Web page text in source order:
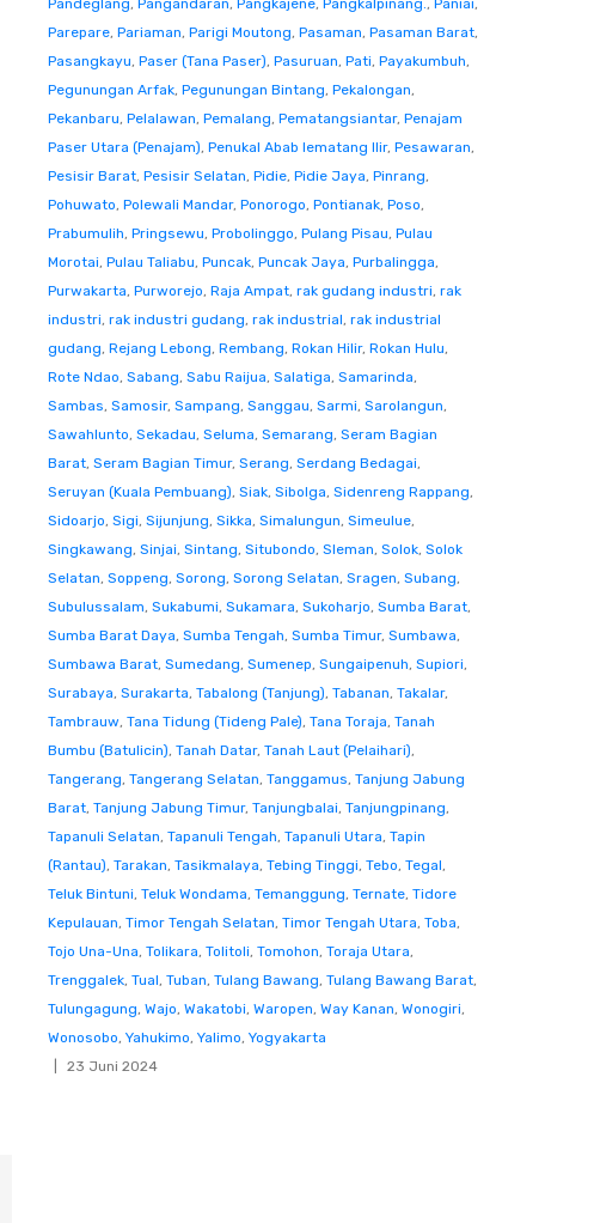
Pandeglang, Pangandaran, Pangkajene, Pangkalpinang., Paniai,
Parepare, Pariaman, Parigi Moutong, Pasaman, Pasaman Barat,
Pasangkayu, Paser (Tana Paser), Pasuruan, Pati, Payakumbuh,
Pegunungan Arfak, Pegunungan Bintang, Pekalongan,
Pekanbaru, Pelalawan, Pemalang, Pematangsiantar, Penajam
Paser Utara (Penajam), Penukal Abab lematang Ilir, Pesawaran,
Pesisir Barat, Pesisir Selatan, Pidie, Pidie Jaya, Pinrang,
Pohuwato, Polewali Mandar, Ponorogo, Pontianak, Poso,
Prabumulih, Pringsewu, Probolinggo, Pulang Pisau, Pulau
Morotai, Pulau Taliabu, Puncak, Puncak Jaya, Purbalingga,
Purwakarta, Purworejo, Raja Ampat, rak gudang industri, rak
industri, rak industri gudang, rak industrial, rak industrial
gudang, Rejang Lebong, Rembang, Rokan Hilir, Rokan Hulu,
Rote Ndao, Sabang, Sabu Raijua, Salatiga, Samarinda,
Sambas, Samosir, Sampang, Sanggau, Sarmi, Sarolangun,
Sawahlunto, Sekadau, Seluma, Semarang, Seram Bagian
Barat, Seram Bagian Timur, Serang, Serdang Bedagai,
Seruyan (Kuala Pembuang), Siak, Sibolga, Sidenreng Rappang,
Sidoarjo, Sigi, Sijunjung, Sikka, Simalungun, Simeulue,
Singkawang, Sinjai, Sintang, Situbondo, Sleman, Solok, Solok
Selatan, Soppeng, Sorong, Sorong Selatan, Sragen, Subang,
Subulussalam, Sukabumi, Sukamara, Sukoharjo, Sumba Barat,
Sumba Barat Daya, Sumba Tengah, Sumba Timur, Sumbawa,
Sumbawa Barat, Sumedang, Sumenep, Sungaipenuh, Supiori,
Surabaya, Surakarta, Tabalong (Tanjung), Tabanan, Takalar,
Tambrauw, Tana Tidung (Tideng Pale), Tana Toraja, Tanah
Bumbu (Batulicin), Tanah Datar, Tanah Laut (Pelaihari),
Tangerang, Tangerang Selatan, Tanggamus, Tanjung Jabung
Barat, Tanjung Jabung Timur, Tanjungbalai, Tanjungpinang,
Tapanuli Selatan, Tapanuli Tengah, Tapanuli Utara, Tapin
(Rantau), Tarakan, Tasikmalaya, Tebing Tinggi, Tebo, Tegal,
Teluk Bintuni, Teluk Wondama, Temanggung, Ternate, Tidore
Kepulauan, Timor Tengah Selatan, Timor Tengah Utara, Toba,
Tojo Una-Una, Tolikara, Tolitoli, Tomohon, Toraja Utara,
Trenggalek, Tual, Tuban, Tulang Bawang, Tulang Bawang Barat,
Tulungagung, Wajo, Wakatobi, Waropen, Way Kanan, Wonogiri,
Wonosobo, Yahukimo, Yalimo, Yogyakarta
23 Juni 2024